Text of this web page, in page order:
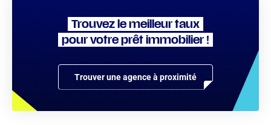
Trouvez le meilleur taux
pour votre prêt immobilier !
Trouver une agence à proximité